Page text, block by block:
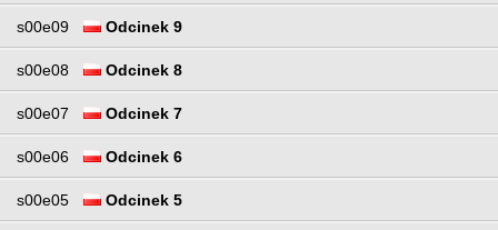
s00e09 Odcinek 9
s00e08 Odcinek 8
s00e07 Odcinek 7
s00e06 Odcinek 6
s00e05 Odcinek 5